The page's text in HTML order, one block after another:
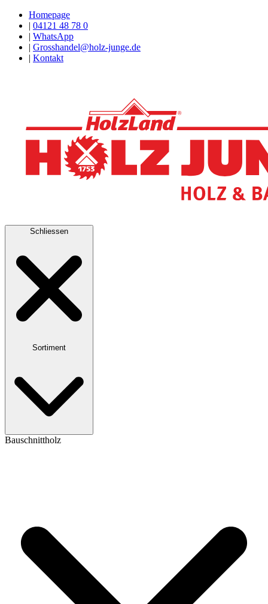
Homepage
| 04121 48 78 0
| WhatsApp
| Grosshandel@holz-junge.de
| Kontakt
Schliessen
Sortiment
Bauschnittholz